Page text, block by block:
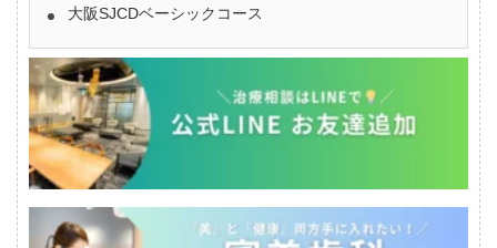
大阪SJCDベーシックコース